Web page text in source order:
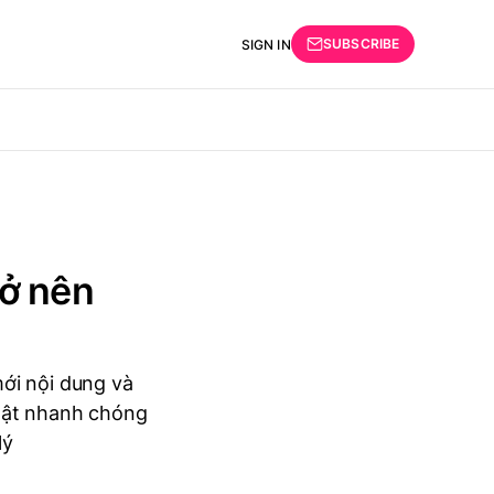
SIGN IN SUBSCRIBE
nên
nội dung và
nhanh chóng